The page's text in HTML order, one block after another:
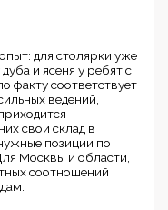
для столярки уже
и ясеня у ребят с
факту соответствует
ведений,
свой склад в
позиции по
Москвы и области,
соотношений